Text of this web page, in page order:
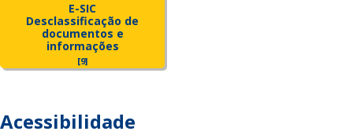
E-SIC
Desclassificação de
documentos e
informações
[9]
Acessibilidade